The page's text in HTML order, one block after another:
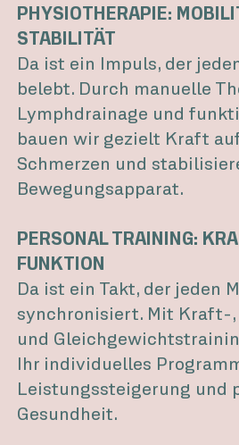
PHYSIOTHERAPIE:
STABILITÄT
Da ist ein Impuls, der
belebt. Durch manuelle
Lymphdrainage und
bauen wir gezielt Kraft
Schmerzen und
Bewegungsapparat.
PERSONAL TRAINING:
FUNKTION
Da ist ein Takt, der jeden
synchronisiert. Mit Kraft-
und
Ihr individuelles
Leistungssteigerung und
Gesundheit.